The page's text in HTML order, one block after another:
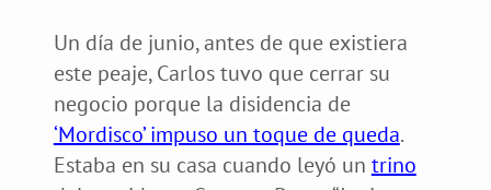
Un día de junio, antes de que existiera
este peaje, Carlos tuvo que cerrar su
negocio porque la disidencia de
‘Mordisco’ impuso un toque de queda.
Estaba en su casa cuando leyó un trino